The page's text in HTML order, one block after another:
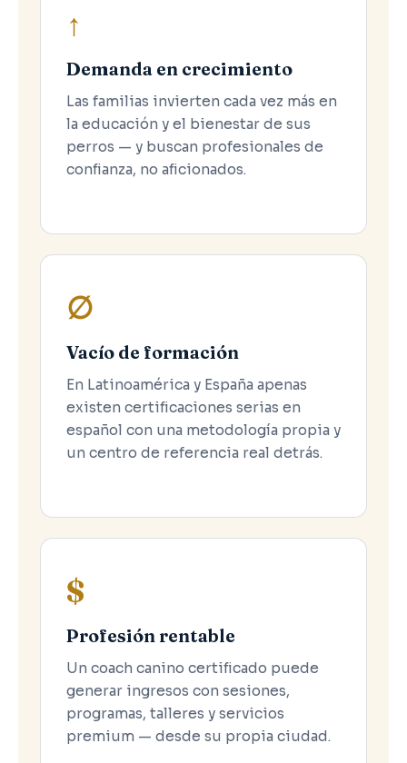
↑
Demanda en crecimiento
Las familias invierten cada vez más en
la educación y el bienestar de sus
perros — y buscan profesionales de
confianza, no aficionados.
∅
Vacío de formación
En Latinoamérica y España apenas
existen certificaciones serias en
español con una metodología propia y
un centro de referencia real detrás.
$
Profesión rentable
Un coach canino certificado puede
generar ingresos con sesiones,
programas, talleres y servicios
premium — desde su propia ciudad.